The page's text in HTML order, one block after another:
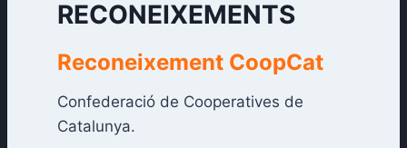
RECONEIXEMENTS
Reconeixement CoopCat
Confederació de Cooperatives de
Catalunya.